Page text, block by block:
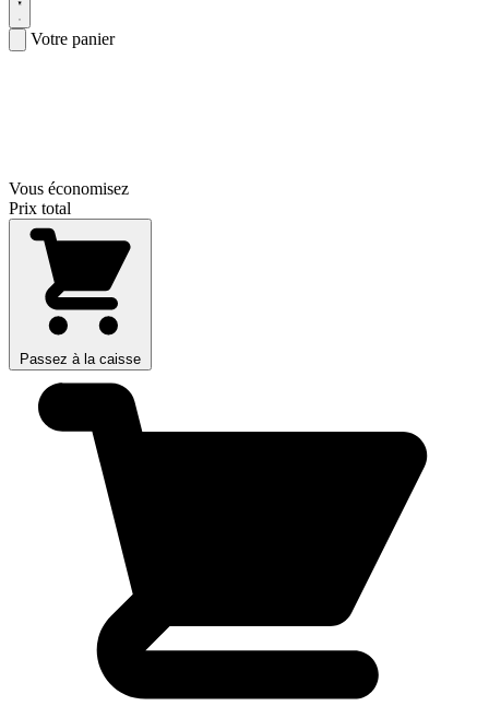
Votre panier
Vous économisez
Prix total
Passez à la caisse